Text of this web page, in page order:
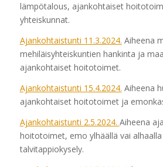
lämpötalous, ajankohtaiset
yhteiskunnat.
Ajankohtaistunti 11.3.2024. Aiheena
mehiläisyhteiskuntien hankinta ja
ajankohtaiset hoitotoimet.
Ajankohtaistunti 15.4.2024. Aiheena
ajankohtaiset hoitotoimet ja
Ajankohtaistunti 2.5.2024. Aiheena
hoitotoimet, emo ylhäällä vai
talvitappiokysely.